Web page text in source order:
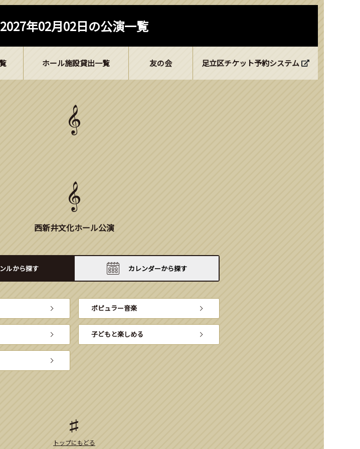
2027年02月02日の公演一覧
ホール施設貸出一覧 友の会 足立区チケット予約システム
西新井文化ホール公演
ルから探す カレンダーから探す
ポピュラー音楽
子どもと楽しめる
トップにもどる